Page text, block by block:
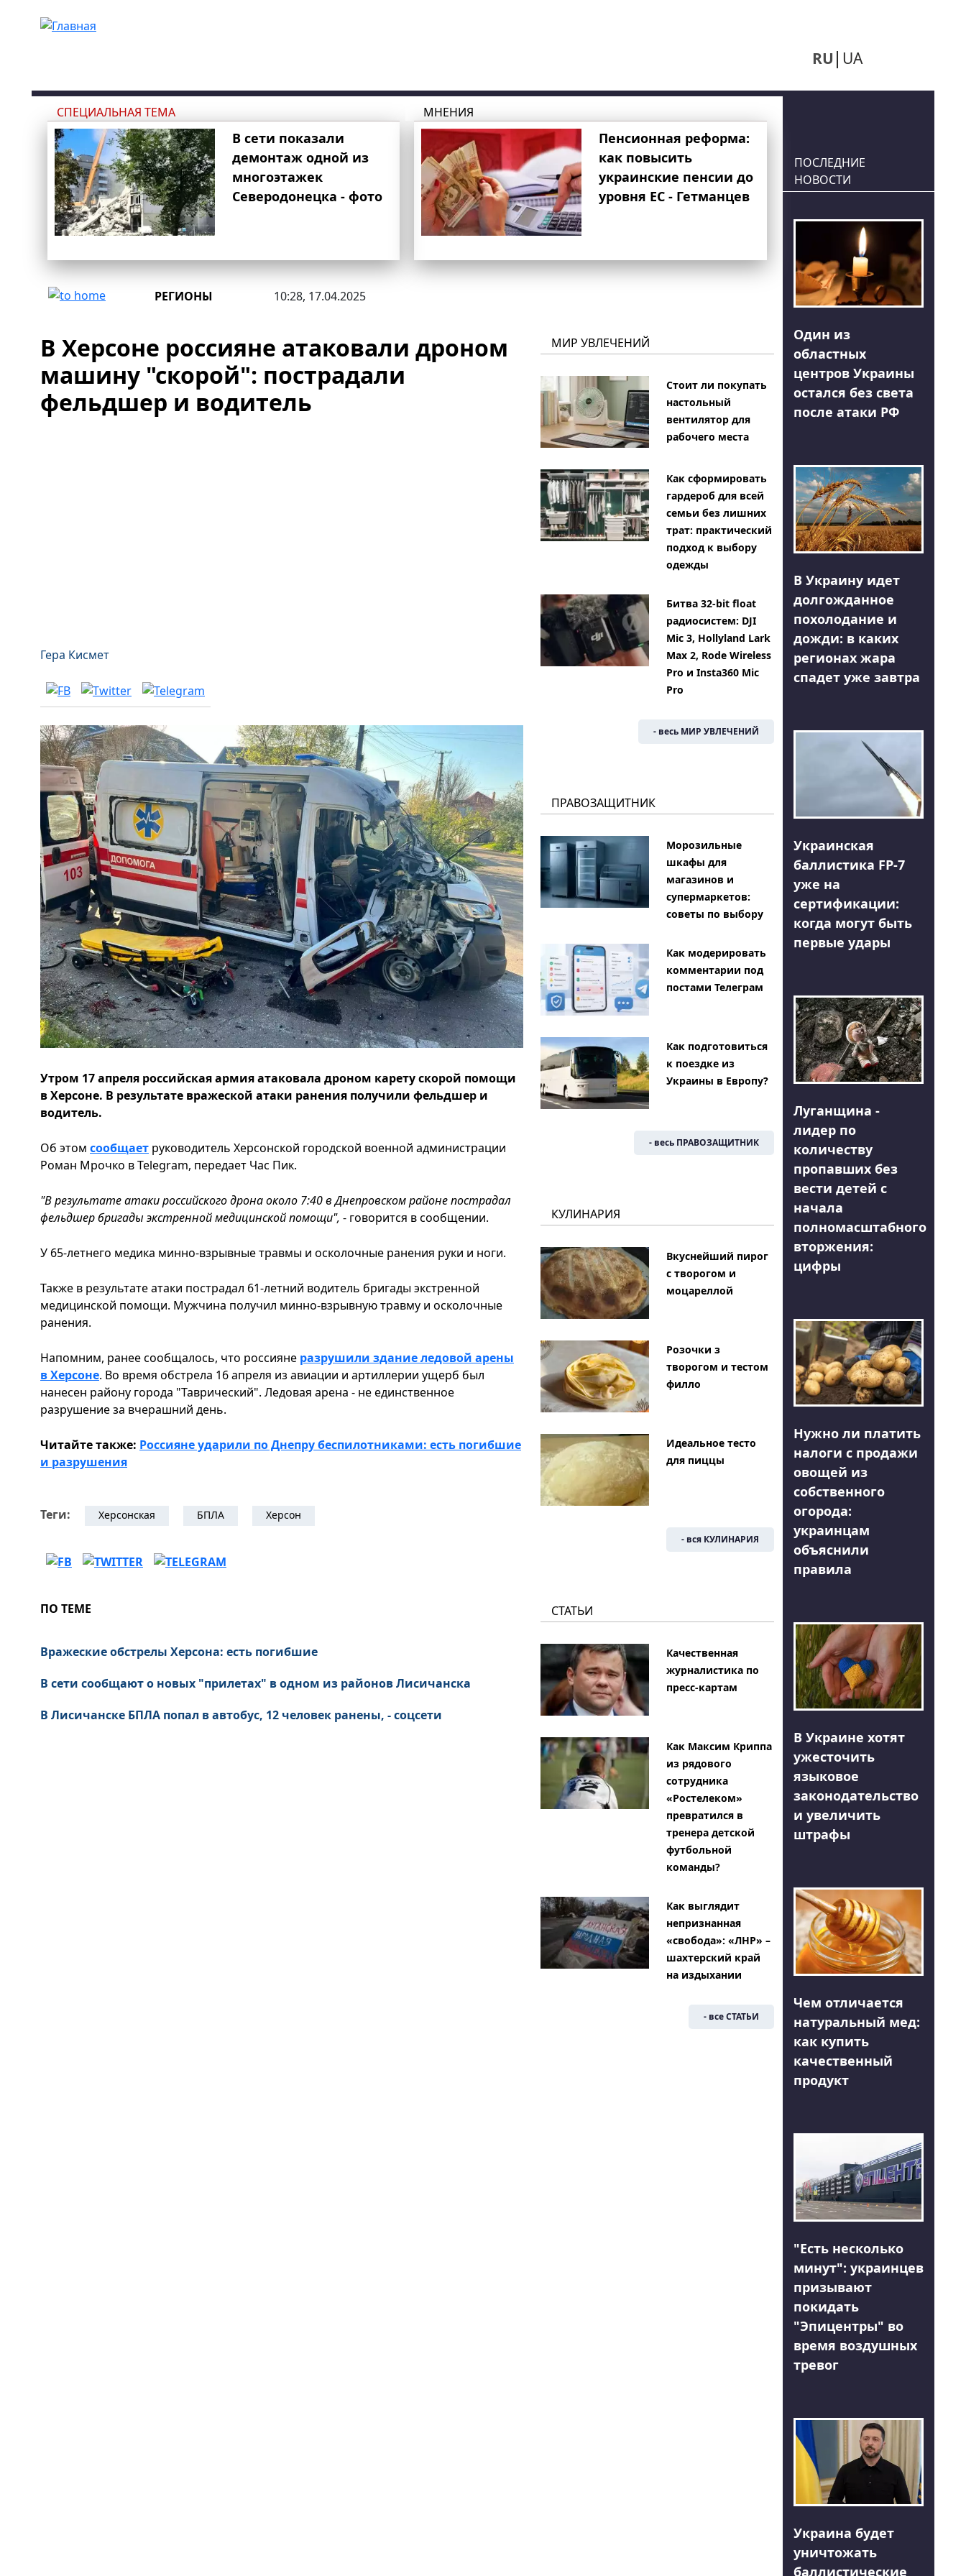
RU UA
СПЕЦИАЛЬНАЯ ТЕМА
В сети показали
демонтаж одной из
многоэтажек
Северодонецка - фото
МНЕНИЯ
Пенсионная реформа:
как повысить
украинские пенсии до
уровня ЕС - Гетманцев
РЕГИОНЫ 10:28, 17.04.2025
В Херсоне россияне атаковали дроном
машину "скорой": пострадали
фельдшер и водитель
Гера Кисмет
Утром 17 апреля российская армия атаковала дроном карету скорой помощи
в Херсоне. В результате вражеской атаки ранения получили фельдшер и
водитель.
Об этом сообщает руководитель Херсонской городской военной администрации
Роман Мрочко в Telegram, передает Час Пик.
"В результате атаки российского дрона около 7:40 в Днепровском районе пострадал
фельдшер бригады экстренной медицинской помощи", - говорится в сообщении.
У 65-летнего медика минно-взрывные травмы и осколочные ранения руки и ноги.
Также в результате атаки пострадал 61-летний водитель бригады экстренной
медицинской помощи. Мужчина получил минно-взрывную травму и осколочные
ранения.
Напомним, ранее сообщалось, что россияне разрушили здание ледовой арены
в Херсоне. Во время обстрела 16 апреля из авиации и артиллерии ущерб был
нанесен району города "Таврический". Ледовая арена - не единственное
разрушение за вчерашний день.
Читайте также: Россияне ударили по Днепру беспилотниками: есть погибшие
и разрушения
Теги: Херсонская БПЛА Херсон
ПО ТЕМЕ
Вражеские обстрелы Херсона: есть погибшие
В сети сообщают о новых "прилетах" в одном из районов Лисичанска
В Лисичанске БПЛА попал в автобус, 12 человек ранены, - соцсети
МИР УВЛЕЧЕНИЙ
Стоит ли покупать
настольный
вентилятор для
рабочего места
Как сформировать
гардероб для всей
семьи без лишних
трат: практический
подход к выбору
одежды
Битва 32-bit float
радиосистем: DJI
Mic 3, Hollyland Lark
Max 2, Rode Wireless
Pro и Insta360 Mic
Pro
- весь МИР УВЛЕЧЕНИЙ
ПРАВОЗАЩИТНИК
Морозильные
шкафы для
магазинов и
супермаркетов:
советы по выбору
Как модерировать
комментарии под
постами Телеграм
Как подготовиться
к поездке из
Украины в Европу?
- весь ПРАВОЗАЩИТНИК
КУЛИНАРИЯ
Вкуснейший пирог
с творогом и
моцареллой
Розочки з
творогом и тестом
филло
Идеальное тесто
для пиццы
- вся КУЛИНАРИЯ
СТАТЬИ
Качественная
журналистика по
пресс-картам
Как Максим Криппа
из рядового
сотрудника
«Ростелеком»
превратился в
тренера детской
футбольной
команды?
Как выглядит
непризнанная
«свобода»: «ЛНР» –
шахтерский край
на издыхании
- все СТАТЬИ
ПОСЛЕДНИЕ
НОВОСТИ
Один из
областных
центров Украины
остался без света
после атаки РФ
В Украину идет
долгожданное
похолодание и
дожди: в каких
регионах жара
спадет уже завтра
Украинская
баллистика FP-7
уже на
сертификации:
когда могут быть
первые удары
Луганщина -
лидер по
количеству
пропавших без
вести детей с
начала
полномасштабного
вторжения:
цифры
Нужно ли платить
налоги с продажи
овощей из
собственного
огорода:
украинцам
объяснили
правила
В Украине хотят
ужесточить
языковое
законодательство
и увеличить
штрафы
Чем отличается
натуральный мед:
как купить
качественный
продукт
"Есть несколько
минут": украинцев
призывают
покидать
"Эпицентры" во
время воздушных
тревог
Украина будет
уничтожать
баллистические